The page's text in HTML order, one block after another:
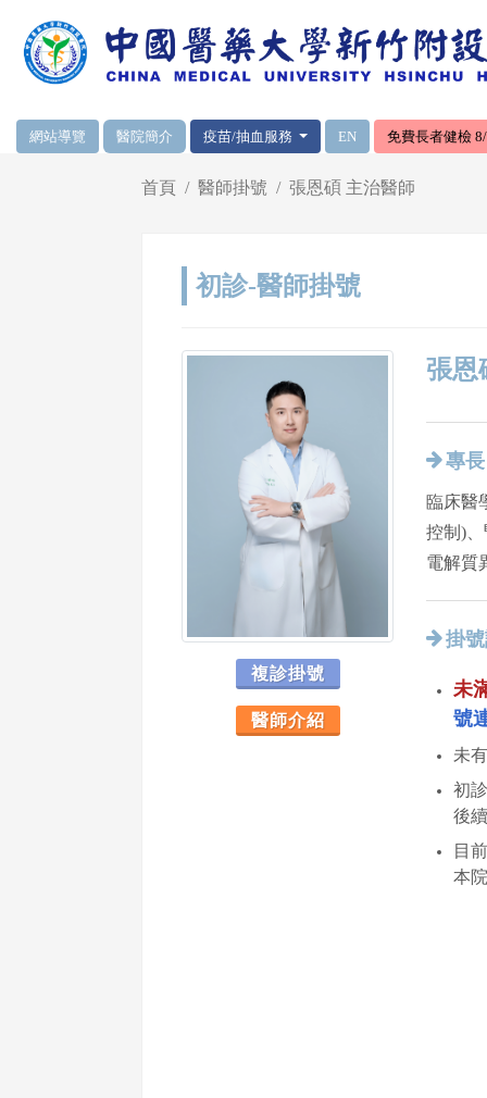
網頁頂端重要消息及連結
網站導覽 醫院簡介 疫苗/抽血服務 EN 免費長者健檢
首頁 醫師掛號 張恩碩 主治醫師
初診-醫師掛號
複診掛號
醫師介紹
張恩
專長
臨床醫
控制)
電解質
掛
未
號
未
初
後
目
本